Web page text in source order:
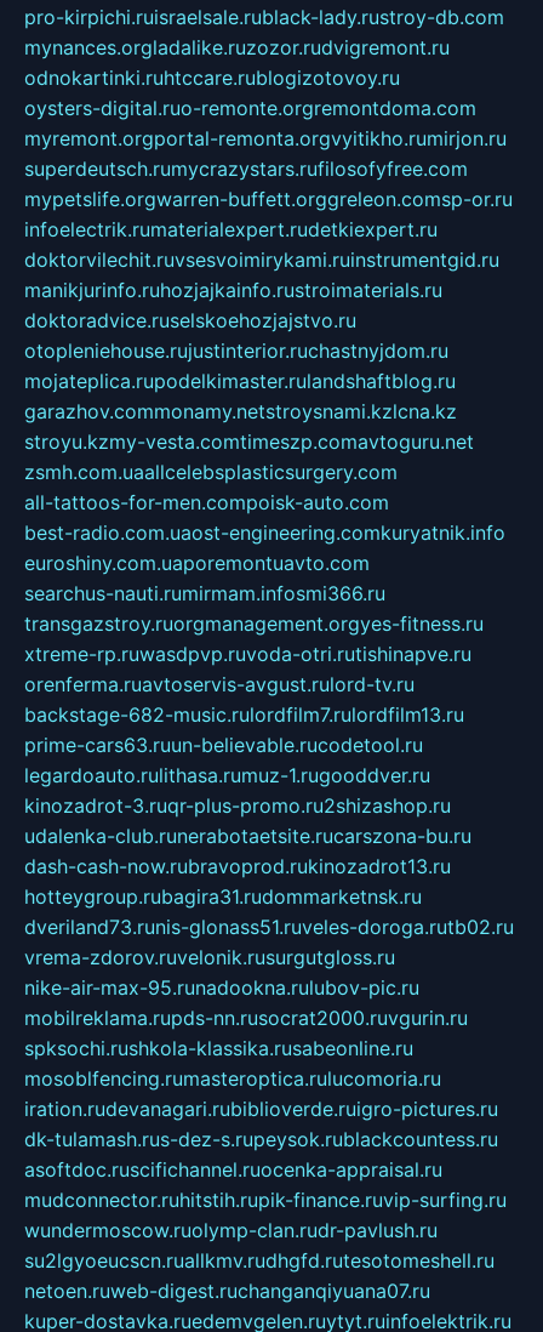
pro-kirpichi.ruisraelsale.rublack-lady.rustroy-db.com
mynances.orgladalike.ruzozor.rudvigremont.ru
odnokartinki.ruhtccare.rublogizotovoy.ru
oysters-digital.ruo-remonte.orgremontdoma.com
myremont.orgportal-remonta.orgvyitikho.rumirjon.ru
superdeutsch.rumycrazystars.rufilosofyfree.com
mypetslife.orgwarren-buffett.orggreleon.comsp-or.ru
infoelectrik.rumaterialexpert.rudetkiexpert.ru
doktorvilechit.ruvsesvoimirykami.ruinstrumentgid.ru
manikjurinfo.ruhozjajkainfo.rustroimaterials.ru
doktoradvice.ruselskoehozjajstvo.ru
otopleniehouse.rujustinterior.ruchastnyjdom.ru
mojateplica.rupodelkimaster.rulandshaftblog.ru
garazhov.commonamy.netstroysnami.kzlcna.kz
stroyu.kzmy-vesta.comtimeszp.comavtoguru.net
zsmh.com.uaallcelebsplasticsurgery.com
all-tattoos-for-men.compoisk-auto.com
best-radio.com.uaost-engineering.comkuryatnik.info
euroshiny.com.uaporemontuavto.com
searchus-nauti.rumirmam.infosmi366.ru
transgazstroy.ruorgmanagement.orgyes-fitness.ru
xtreme-rp.ruwasdpvp.ruvoda-otri.rutishinapve.ru
orenferma.ruavtoservis-avgust.rulord-tv.ru
backstage-682-music.rulordfilm7.rulordfilm13.ru
prime-cars63.ruun-believable.rucodetool.ru
legardoauto.rulithasa.rumuz-1.rugooddver.ru
kinozadrot-3.ruqr-plus-promo.ru2shizashop.ru
udalenka-club.runerabotaetsite.rucarszona-bu.ru
dash-cash-now.rubravoprod.rukinozadrot13.ru
hotteygroup.rubagira31.rudommarketnsk.ru
dveriland73.runis-glonass51.ruveles-doroga.rutb02.ru
vrema-zdorov.ruvelonik.rusurgutgloss.ru
nike-air-max-95.runadookna.rulubov-pic.ru
mobilreklama.rupds-nn.rusocrat2000.ruvgurin.ru
spksochi.rushkola-klassika.rusabeonline.ru
mosoblfencing.rumasteroptica.rulucomoria.ru
iration.rudevanagari.rubiblioverde.ruigro-pictures.ru
dk-tulamash.rus-dez-s.rupeysok.rublackcountess.ru
asoftdoc.ruscifichannel.ruocenka-appraisal.ru
mudconnector.ruhitstih.rupik-finance.ruvip-surfing.ru
wundermoscow.ruolymp-clan.rudr-pavlush.ru
su2lgyoeucscn.ruallkmv.rudhgfd.rutesotomeshell.ru
netoen.ruweb-digest.ruchanganqiyuana07.ru
kuper-dostavka.ruedemvgelen.ruytyt.ruinfoelektrik.ru